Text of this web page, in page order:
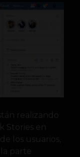
realizando
Stories en
los usuarios,
parte